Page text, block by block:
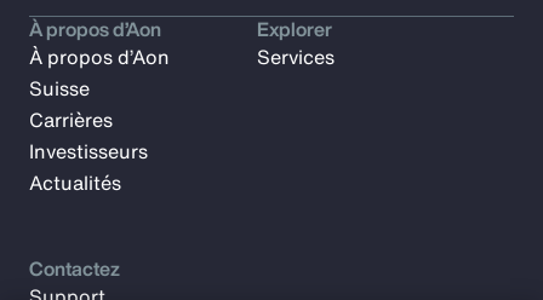
À propos d’Aon
À propos d’Aon
Suisse
Carrières
Investisseurs
Actualités
Explorer
Services
Contactez